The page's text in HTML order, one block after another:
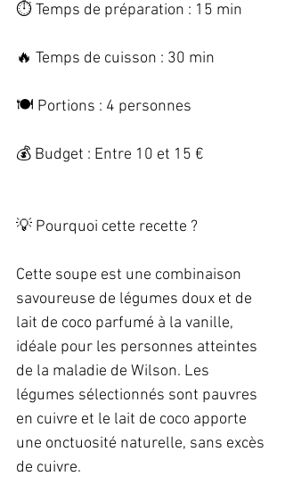
⏱️ Temps de préparation : 15 min
🔥 Temps de cuisson : 30 min
🍽️ Portions : 4 personnes
💰 Budget : Entre 10 et 15 €
💡 Pourquoi cette recette ?
Cette soupe est une combinaison
savoureuse de légumes doux et de
lait de coco parfumé à la vanille,
idéale pour les personnes atteintes
de la maladie de Wilson. Les
légumes sélectionnés sont pauvres
en cuivre et le lait de coco apporte
une onctuosité naturelle, sans excès
de cuivre.